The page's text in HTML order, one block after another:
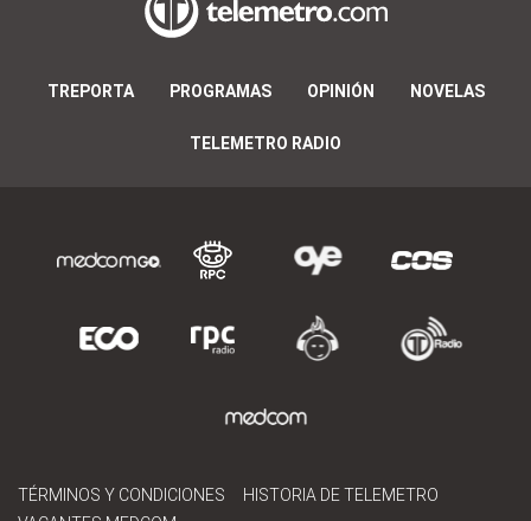
TREPORTA PROGRAMAS OPINIÓN NOVELAS
TELEMETRO RADIO
TÉRMINOS Y CONDICIONES
HISTORIA DE TELEMETRO